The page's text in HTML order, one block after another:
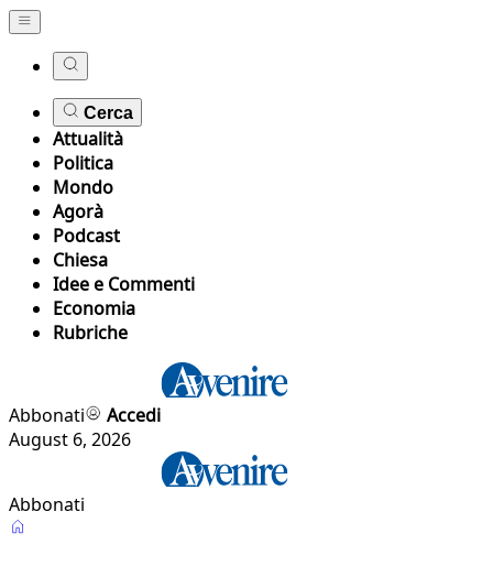
Cerca
Attualità
Politica
Mondo
Agorà
Podcast
Chiesa
Idee e Commenti
Economia
Rubriche
Abbonati
Accedi
August 6, 2026
Abbonati